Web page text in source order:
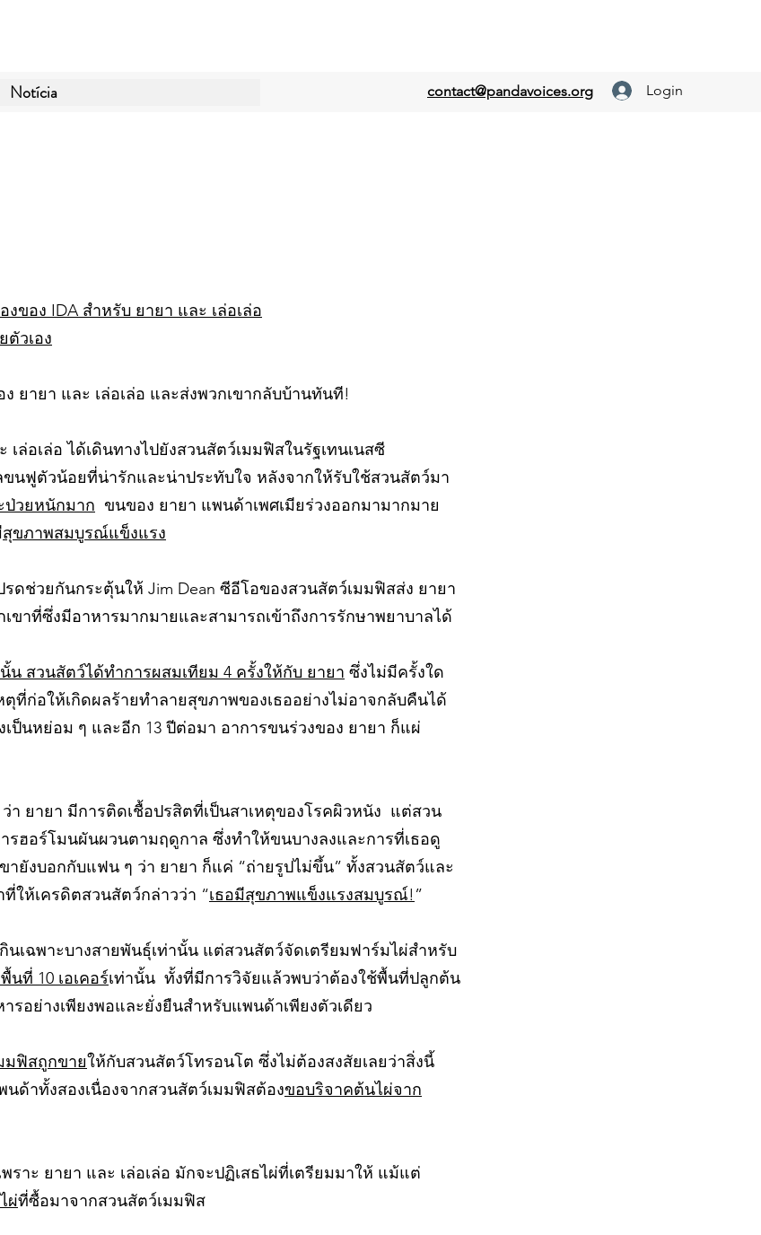
Notícia contact@pandavoices.org Login
ของ IDA สำหรับ ยายา และ เล่อเล่อ
วเอง
ยายา และ เล่อเล่อ และส่งพวกเขากลับบ้านทันที!
ล่อเล่อ ได้เดินทางไปยังสวนสัตว์เมมฟิสในรัฐเทนเนสซี
นฟูตัวน้อยที่น่ารักและน่าประทับใจ หลังจากให้รับใช้สวนสัตว์มา
ป่วยหนักมาก ขนของ ยายา แพนด้าเพศเมียร่วงออกมามากมาย
สุขภาพสมบูรณ์แข็งแรง
ช่วยกันกระตุ้นให้ Jim Dean ซีอีโอของสวนสัตว์เมมฟิสส่ง ยายา
ขาที่ซึ่งมีอาหารมากมายและสามารถเข้าถึงการรักษาพยาบาลได้
น สวนสัตว์ได้ทำการผสมเทียม 4 ครั้งให้กับ ยายา ซึ่งไม่มีครั้งใด
ตุที่ก่อให้เกิดผลร้ายทำลายสุขภาพของเธออย่างไม่อาจกลับคืนได้
ป็นหย่อม ๆ และอีก 13 ปีต่อมา อาการขนร่วงของ ยายา ก็แผ่
า ยายา มีการติดเชื้อปรสิตที่เป็นสาเหตุของโรคผิวหนัง แต่สวน
รฮอร์โมนผันผวนตามฤดูกาล ซึ่งทำให้ขนบางลงและการที่เธอดู
ายังบอกกับแฟน ๆ ว่า ยายา ก็แค่ “ถ่ายรูปไม่ขึ้น” ทั้งสวนสัตว์และ
ห้เครดิตสวนสัตว์กล่าวว่า “เธอมีสุขภาพแข็งแรงสมบูรณ์! ”
นเฉพาะบางสายพันธุ์เท่านั้น แต่สวนสัตว์จัดเตรียมฟาร์มไผ่สำหรับ
นที่ 10 เอเคอร์เท่านั้น ทั้งที่มีการวิจัยแล้วพบว่าต้องใช้พื้นที่ปลูกต้น
รอย่างเพียงพอและยั่งยืนสำหรับแพนด้าเพียงตัวเดียว
มฟิสถูกขายให้กับสวนสัตว์โทรอนโต ซึ่งไม่ต้องสงสัยเลยว่าสิ่งนี้
ด้าทั้งสองเนื่องจากสวนสัตว์เมมฟิสต้องขอบริจาคต้นไผ่จาก
าะ ยายา และ เล่อเล่อ มักจะปฏิเสธไผ่ที่เตรียมมาให้ แม้แต่
ผ่ที่ซื้อมาจากสวนสัตว์เมมฟิส